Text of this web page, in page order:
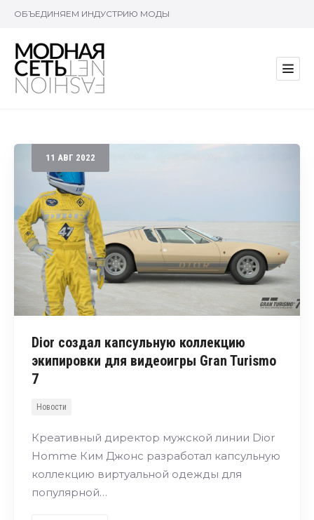
ОБЪЕДИНЯЕМ ИНДУСТРИЮ МОДЫ
11 АВГ 2022
Dior создал капсульную коллекцию
экипировки для видеоигры Gran Turismo
7
Новости
Креативный директор мужской линии Dior
Homme Ким Джонс разработал капсульную
коллекцию виртуальной одежды для
популярной…